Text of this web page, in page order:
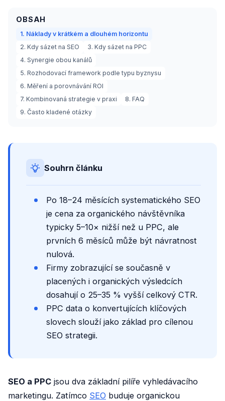
OBSAH
1. Náklady v krátkém a dlouhém horizontu
2. Kdy sázet na SEO
3. Kdy sázet na PPC
4. Synergie obou kanálů
5. Rozhodovací framework podle typu byznysu
6. Měření a porovnávání ROI
7. Kombinovaná strategie v praxi
8. FAQ
9. Často kladené otázky
Souhrn článku
Po 18–24 měsících systematického SEO
je cena za organického návštěvníka
typicky 5–10× nižší než u PPC, ale
prvních 6 měsíců může být návratnost
nulová.
Firmy zobrazující se současně v
placených i organických výsledcích
dosahují o 25–35 % vyšší celkový CTR.
PPC data o konvertujících klíčových
slovech slouží jako základ pro cílenou
SEO strategii.
SEO a PPC jsou dva základní pilíře vyhledávacího
marketingu. Zatímco SEO buduje organickou